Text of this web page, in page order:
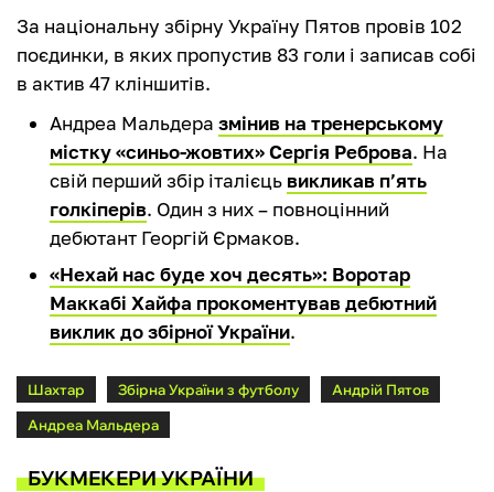
За національну збірну Україну Пятов провів 102
поєдинки, в яких пропустив 83 голи і записав собі
в актив 47 кліншитів.
Андреа Мальдера змінив на тренерському
містку «синьо-жовтих» Сергія Реброва. На
свій перший збір італієць викликав п’ять
голкіперів. Один з них – повноцінний
дебютант Георгій Єрмаков.
«Нехай нас буде хоч десять»: Воротар
Маккабі Хайфа прокоментував дебютний
виклик до збірної України.
Шахтар Збірна України з футболу
Андрій Пятов
Андреа Мальдера
БУКМЕКЕРИ УКРАЇНИ